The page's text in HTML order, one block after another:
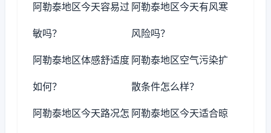
阿勒泰地区今天容易过
敏吗？
阿勒泰地区今天有风寒
风险吗？
阿勒泰地区体感舒适度
如何？
阿勒泰地区空气污染扩
散条件怎么样？
阿勒泰地区今天路况怎 阿勒泰地区今天适合晾